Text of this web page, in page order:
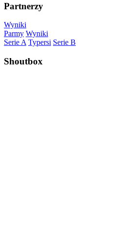
Partnerzy
Wyniki
Parmy Wyniki
Serie A Typersi Serie B
Shoutbox